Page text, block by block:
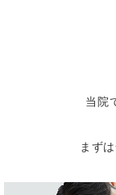
当院
まず